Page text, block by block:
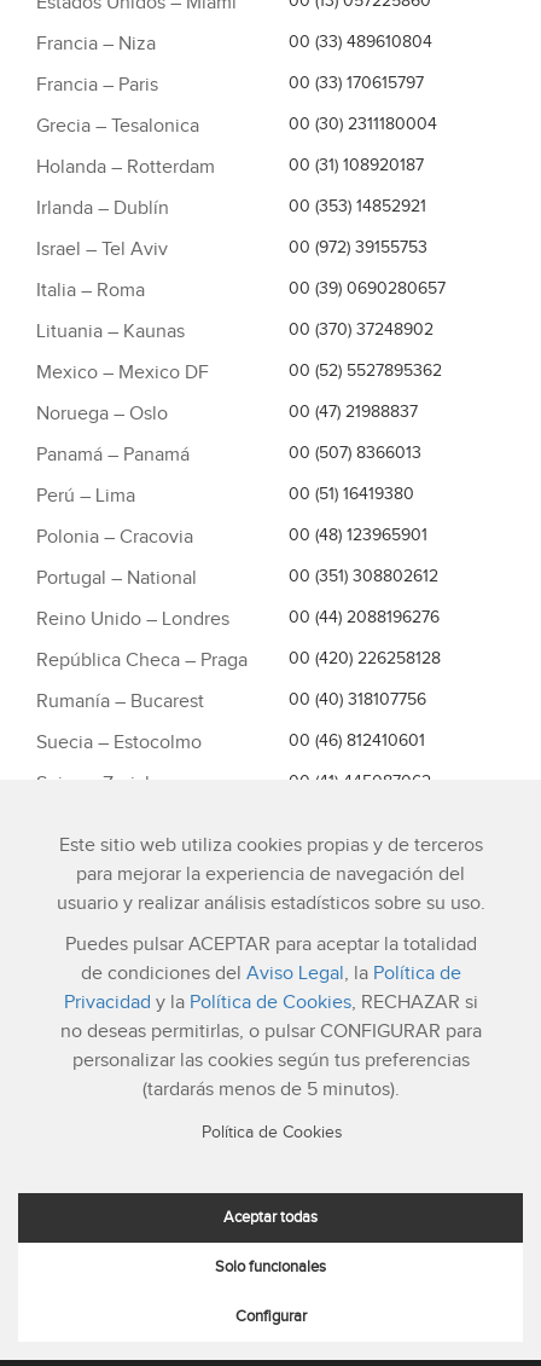
Este sitio web utiliza cookies propias y de terceros
para mejorar la experiencia de navegación del
usuario y realizar análisis estadísticos sobre su uso.
Puedes pulsar ACEPTAR para aceptar la totalidad
de condiciones del Aviso Legal, la Política de
Privacidad y la Política de Cookies, RECHAZAR si
no deseas permitirlas, o pulsar CONFIGURAR para
personalizar las cookies según tus preferencias
(tardarás menos de 5 minutos).
Política de Cookies
Aceptar todas
Solo funcionales
Configurar
Francia – Niza 00 (33) 489610804
Francia – Paris 00 (33) 170615797
Grecia – Tesalonica 00 (30) 2311180004
Holanda – Rotterdam 00 (31) 108920187
Irlanda – Dublín 00 (353) 14852921
Israel – Tel Aviv 00 (972) 39155753
Italia – Roma 00 (39) 0690280657
Lituania – Kaunas 00 (370) 37248902
Mexico – Mexico DF 00 (52) 5527895362
Noruega – Oslo 00 (47) 21988837
Panamá – Panamá 00 (507) 8366013
Perú – Lima 00 (51) 16419380
Polonia – Cracovia 00 (48) 123965901
Portugal – National 00 (351) 308802612
Reino Unido – Londres 00 (44) 2088196276
República Checa – Praga 00 (420) 226258128
Rumanía – Bucarest 00 (40) 318107756
Suecia – Estocolmo 00 (46) 812410601
Suiza – Zurich 00 (41) 445087062
Atención al cliente
Lunes a Viernes: 8:30h a 20:00h (hora española)
Email: info@netelip.com
Soporte técnico:
© 2026 netelip. Todos los derechos reservados | Hecho con